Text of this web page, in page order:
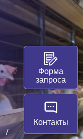
Форма
запроса
Контакты